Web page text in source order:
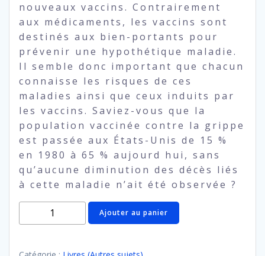
nouveaux vaccins. Contrairement
aux médicaments, les vaccins sont
destinés aux bien-portants pour
prévenir une hypothétique maladie.
Il semble donc important que chacun
connaisse les risques de ces
maladies ainsi que ceux induits par
les vaccins. Saviez-vous que la
population vaccinée contre la grippe
est passée aux États-Unis de 15 %
en 1980 à 65 % aujourd hui, sans
qu’aucune diminution des décès liés
à cette maladie n’ait été observée ?
quantité
de
Sylvie
Ajouter au panier